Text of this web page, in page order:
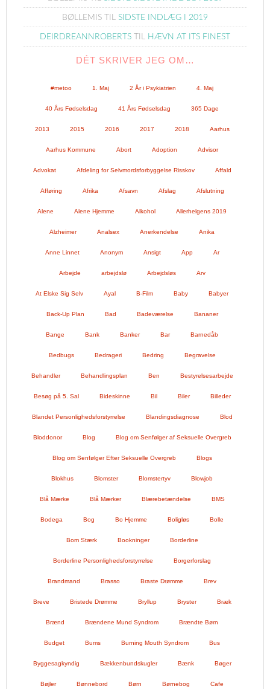
BØLLEMIS TIL SIDSTE INDLÆG I 2019
DEIRDREANNROBERTS TIL HÆVN AT ITS FINEST
DÉT SKRIVER JEG OM…
#metoo 1. Maj 2 År i Psykiatrien 4. Maj
40 Års Fødselsdag 41 Års Fødselsdag 365 Dage
2013 2015 2016 2017 2018 Aarhus
Aarhus Kommune Abort Adoption Advisor
Advokat Afdeling for Selvmordsforbyggelse Risskov Affald
Afføring Afrika Afsavn Afslag Afslutning
Alene Alene Hjemme Alkohol Allerhelgens 2019
Alzheimer Analsex Anerkendelse Anika
Anne Linnet Anonym Ansigt App Ar
Arbejde arbejdslø Arbejdsløs Arv
At Elske Sig Selv Ayal B-Film Baby Babyer
Back-Up Plan Bad Badeværelse Bananer
Bange Bank Banker Bar Barnedåb
Bedbugs Bedrageri Bedring Begravelse
Behandler Behandlingsplan Ben Bestyrelsesarbejde
Besøg på 5. Sal Bideskinne Bil Biler Billeder
Blandet Personlighedsforstyrrelse Blandingsdiagnose Blod
Bloddonor Blog Blog om Senfølger af Seksuelle Overgreb
Blog om Senfølger Efter Seksuelle Overgreb Blogs
Blokhus Blomster Blomstertyv Blowjob
Blå Mærke Blå Mærker Blærebetændelse BMS
Bodega Bog Bo Hjemme Boligløs Bolle
Bom Stærk Bookninger Borderline
Borderline Personlighedsforstyrrelse Borgerforslag
Brandmand Brasso Braste Drømme Brev
Breve Bristede Drømme Bryllup Bryster Bræk
Brænd Brændene Mund Syndrom Brændte Børn
Budget Bums Burning Mouth Syndrom Bus
Byggesagkyndig Bækkenbundskugler Bænk Bøger
Bøjler Bønnebord Børn Børnebog Cafe